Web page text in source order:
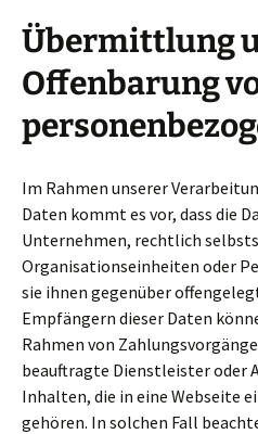
Übermittlung
Offenbarung
Im Rahmen unserer
Daten kommt es vor, dass die
Unternehmen, rechtlich
Organisationseinheiten oder
sie ihnen gegenüber
Empfängern dieser Daten
Rahmen von
beauftragte Dienstleister oder
Inhalten, die in eine Webseite
gehören. In solchen Fall